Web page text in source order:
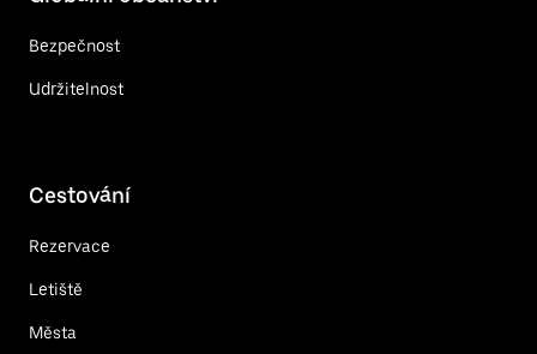
Bezpečnost
Udržitelnost
Cestování
Rezervace
Letiště
Města